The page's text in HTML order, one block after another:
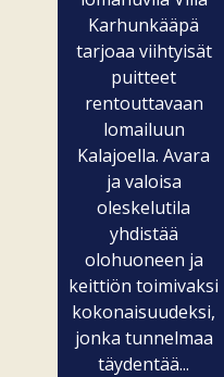
Karhunkääpä
tarjoaa viihtyisät
puitteet
rentouttavaan
lomailuun
Kalajoella. Avara
ja valoisa
oleskelutila
yhdistää
olohuoneen ja
keittiön toimivaksi
kokonaisuudeksi,
jonka tunnelmaa
täydentää...